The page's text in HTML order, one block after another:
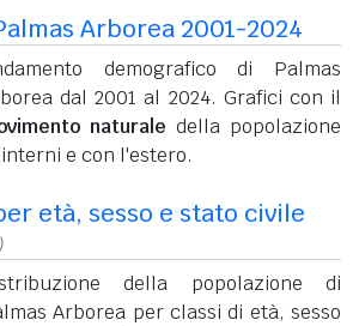
Arborea 2001-2024
demografico di Palmas
dal 2001 al 2024. Grafici con il
naturale della popolazione
interni e con l'estero.
età, sesso e stato civile
della popolazione di
Arborea per classi di età, sesso